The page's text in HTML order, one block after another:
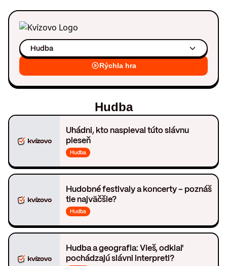
Hudba
Rýchla hra
Hudba
Uhádni, kto naspieval túto slávnu
pieseň
Hudba
Hudobné festivaly a koncerty – poznáš
tie najväčšie?
Hudba
Hudba a geografia: Vieš, odkiaľ
pochádzajú slávni interpreti?